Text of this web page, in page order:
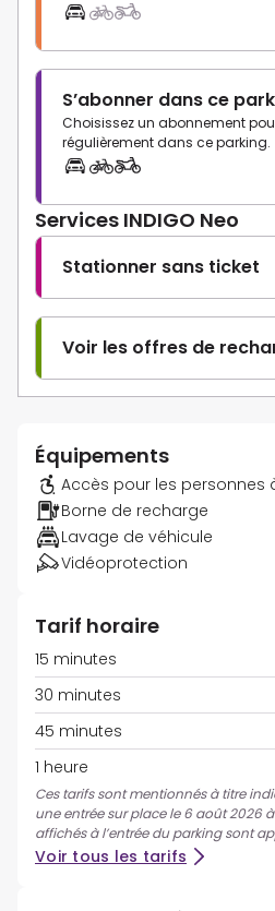
S’abonner dans ce
Choisissez un abonnement
régulièrement dans ce parking.
Services INDIGO Neo
Stationner sans ticket
Voir les offres de
Équipements
Accès pour les personnes
Borne de recharge
Lavage de véhicule
Vidéoprotection
Tarif horaire
15 minutes
30 minutes
45 minutes
1 heure
Ces tarifs sont mentionnés à titre
une entrée sur place le 6 août 2026
affichés à l’entrée du parking sont
Voir tous les tarifs